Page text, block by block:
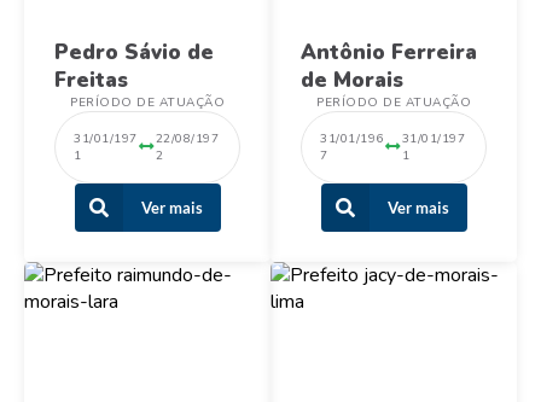
Pedro Sávio de
Freitas
PERÍODO DE ATUAÇÃO
31/01/197
1
22/08/197
2
Ver mais
Antônio Ferreira
de Morais
PERÍODO DE ATUAÇÃO
31/01/196
7
31/01/197
1
Ver mais